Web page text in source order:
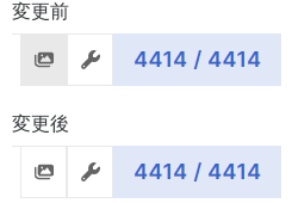
変更前
変更後